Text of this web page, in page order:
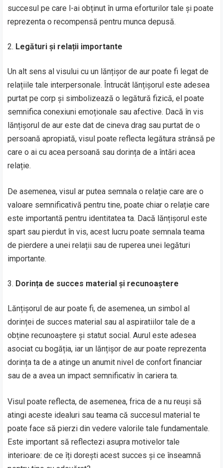
succesul pe care l-ai obținut în urma eforturilor tale și poate
reprezenta o recompensă pentru munca depusă.
Legături și relații importante
Un alt sens al visului cu un lănțișor de aur poate fi legat de
relațiile tale interpersonale. Întrucât lănțișorul este adesea
purtat pe corp și simbolizează o legătură fizică, el poate
semnifica conexiuni emoționale sau afective. Dacă în vis
lănțișorul de aur este dat de cineva drag sau purtat de o
persoană apropiată, visul poate reflecta legătura strânsă pe
care o ai cu acea persoană sau dorința de a întări acea
relație.
De asemenea, visul ar putea semnala o relație care are o
valoare semnificativă pentru tine, poate chiar o relație care
este importantă pentru identitatea ta. Dacă lănțișorul este
spart sau pierdut în vis, acest lucru poate semnala teama
de pierdere a unei relații sau de ruperea unei legături
importante.
Dorința de succes material și recunoaștere
Lănțișorul de aur poate fi, de asemenea, un simbol al
dorinței de succes material sau al aspiratiilor tale de a
obține recunoaștere și statut social. Aurul este adesea
asociat cu bogăția, iar un lănțișor de aur poate reprezenta
dorința ta de a atinge un anumit nivel de confort financiar
sau de a avea un impact semnificativ în cariera ta.
Visul poate reflecta, de asemenea, frica de a nu reuși să
atingi aceste idealuri sau teama că succesul material te
poate face să pierzi din vedere valorile tale fundamentale.
Este important să reflectezi asupra motivelor tale
interioare: de ce îți dorești acest succes și ce înseamnă